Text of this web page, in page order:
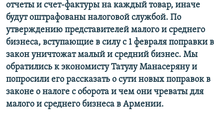
отчеты и счет-фактуры на каждый товар, иначе
будут оштрафованы налоговой службой. По
утверждению представителей малого и среднего
бизнеса, вступающие в силу с 1 февраля поправки в
закон уничтожат малый и средний бизнес. Мы
обратились к экономисту Татулу Манасеряну и
попросили его рассказать о сути новых поправок в
законе о налоге с оборота и чем они чреваты для
малого и среднего бизнеса в Армении.